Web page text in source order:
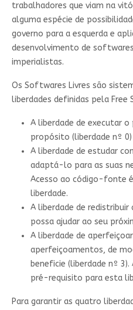
trabalhadores que viam na
alguma espécie de
governo para a esquerda e
desenvolvimento de
imperialistas.
Os Softwares Livres são
liberdades definidas pela Free
A liberdade de executar
propósito (liberdade nº 0)
A liberdade de estudar
adaptá-lo para as suas
Acesso ao código-fonte
liberdade.
A liberdade de redistribuir
possa ajudar ao seu
A liberdade de
aperfeiçoamentos, de
beneficie (liberdade nº
pré-requisito para esta
Para garantir as quatro